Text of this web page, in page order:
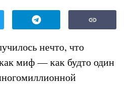
нечто, что
миф — как будто один